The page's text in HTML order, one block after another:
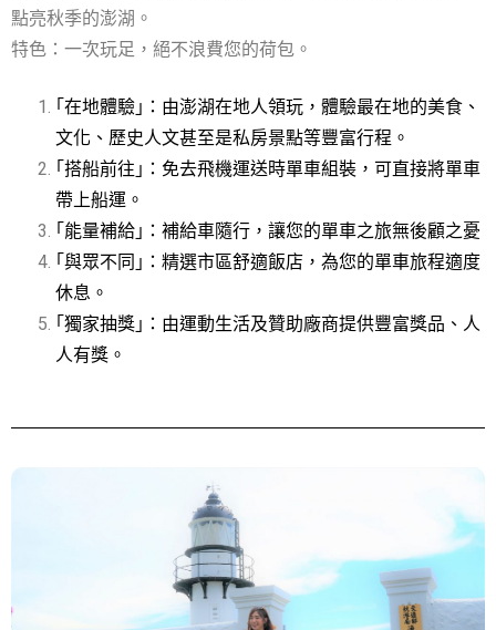
點亮秋季的澎湖。
特色：一次玩足，絕不浪費您的荷包。
｢在地體驗｣：由澎湖在地人領玩，體驗最在地的美食、
文化、歷史人文甚至是私房景點等豐富行程。
｢搭船前往｣：免去飛機運送時單車組裝，可直接將單車
帶上船運。
｢能量補給｣：補給車隨行，讓您的單車之旅無後顧之憂
｢與眾不同｣：精選市區舒適飯店，為您的單車旅程適度
休息。
｢獨家抽獎｣：由運動生活及贊助廠商提供豐富獎品、人
人有獎。